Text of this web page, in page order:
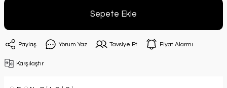
Sepete Ekle
Paylaş Yorum Yaz Tavsiye Et Fiyat Alarmı
Karşılaştır